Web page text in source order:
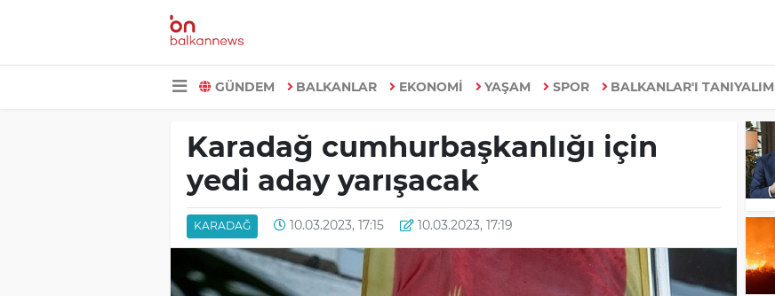
GÜNDEM BALKANLAR EKONOMİ YAŞAM SPOR BALKANLAR'I TANIYALIM
Karadağ cumhurbaşkanlığı için
yedi aday yarışacak
KARADAĞ 10.03.2023, 17:15 10.03.2023, 17:19